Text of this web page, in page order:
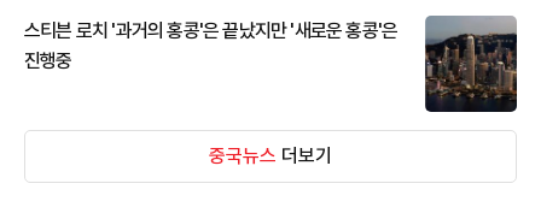
스티븐 로치 '과거의 홍콩'은 끝났지만 '새로운 홍콩'은
진행중
중국뉴스 더보기